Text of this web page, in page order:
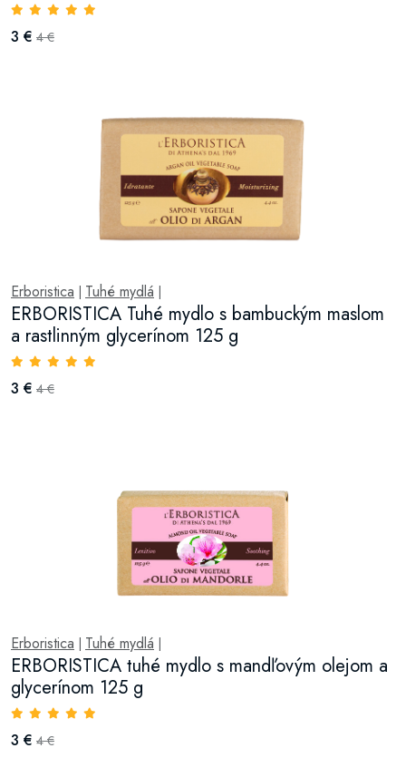
3 € 4 €
Erboristica Tuhé mydlá
ERBORISTICA Tuhé mydlo s bambuckým maslom
a rastlinným glycerínom 125 g
3 € 4 €
Erboristica Tuhé mydlá
ERBORISTICA tuhé mydlo s mandľovým olejom a
glycerínom 125 g
3 € 4 €